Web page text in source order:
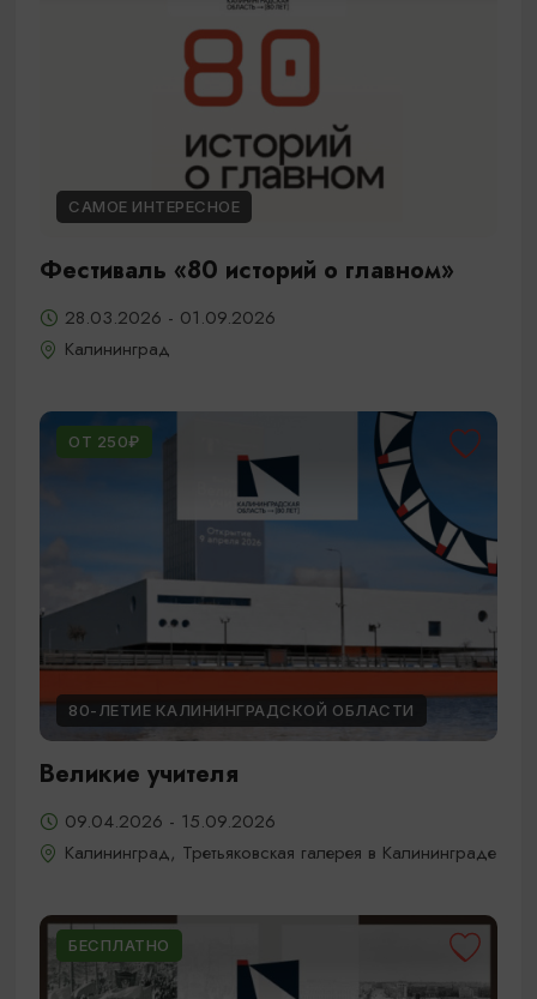
САМОЕ ИНТЕРЕСНОЕ
Фестиваль «80 историй о главном»
28.03.2026 - 01.09.2026
Калининград
ОТ 250₽
80-ЛЕТИЕ КАЛИНИНГРАДСКОЙ ОБЛАСТИ
Великие учителя
09.04.2026 - 15.09.2026
Калининград, Третьяковская галерея в Калининграде
БЕСПЛАТНО